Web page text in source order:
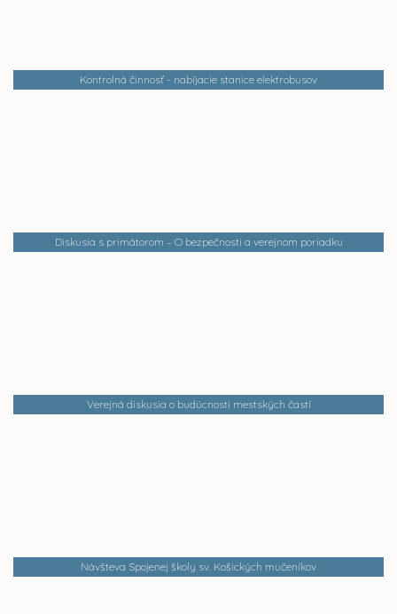
Kontrolná činnosť - nabíjacie stanice elektrobusov
Diskusia s primátorom – O bezpečnosti a verejnom poriadku
Verejná diskusia o budúcnosti mestských častí
Návšteva Spojenej školy sv. Košických mučeníkov